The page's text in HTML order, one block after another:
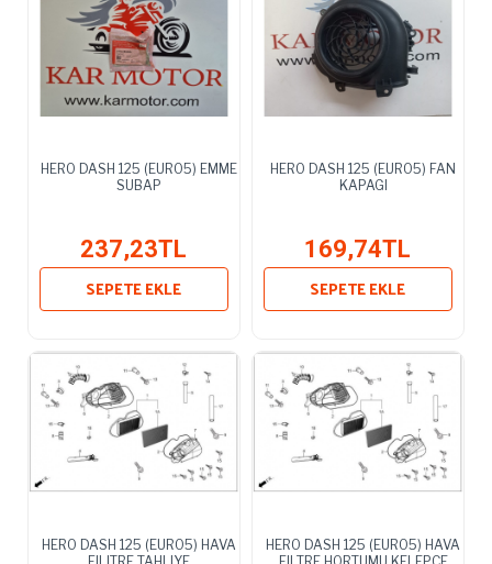
HERO DASH 125 (EURO5) EMME
SUBAP
237,23TL
SEPETE EKLE
HERO DASH 125 (EURO5) FAN
KAPAGI
169,74TL
SEPETE EKLE
HERO DASH 125 (EURO5) HAVA
HERO DASH 125 (EURO5) HAVA